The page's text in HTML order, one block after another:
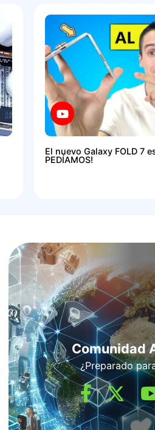
El nuevo Galaxy FOLD 7
PEDÍAMOS!
Comunidad
¿Preparado